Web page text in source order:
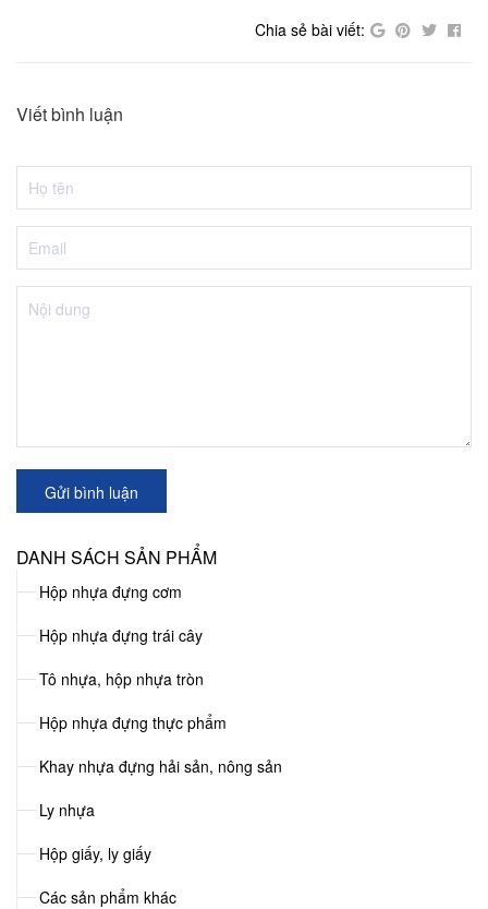
DANH SÁCH SẢN PHẨM
Hộp nhựa đựng cơm
Hộp nhựa đựng trái cây
Tô nhựa, hộp nhựa tròn
Hộp nhựa đựng thực phẩm
Khay nhựa đựng hải sản, nông sản
Ly nhựa
Hộp giấy, ly giấy
Các sản phẩm khác
Chia sẻ bài viết:
Viết bình luận
Gửi bình luận